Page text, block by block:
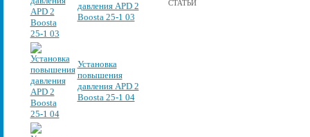
давления APD 2
Boosta 25-1 03
Установка
повышения
давления APD 2
Boosta 25-1 04
СТАТЬИ